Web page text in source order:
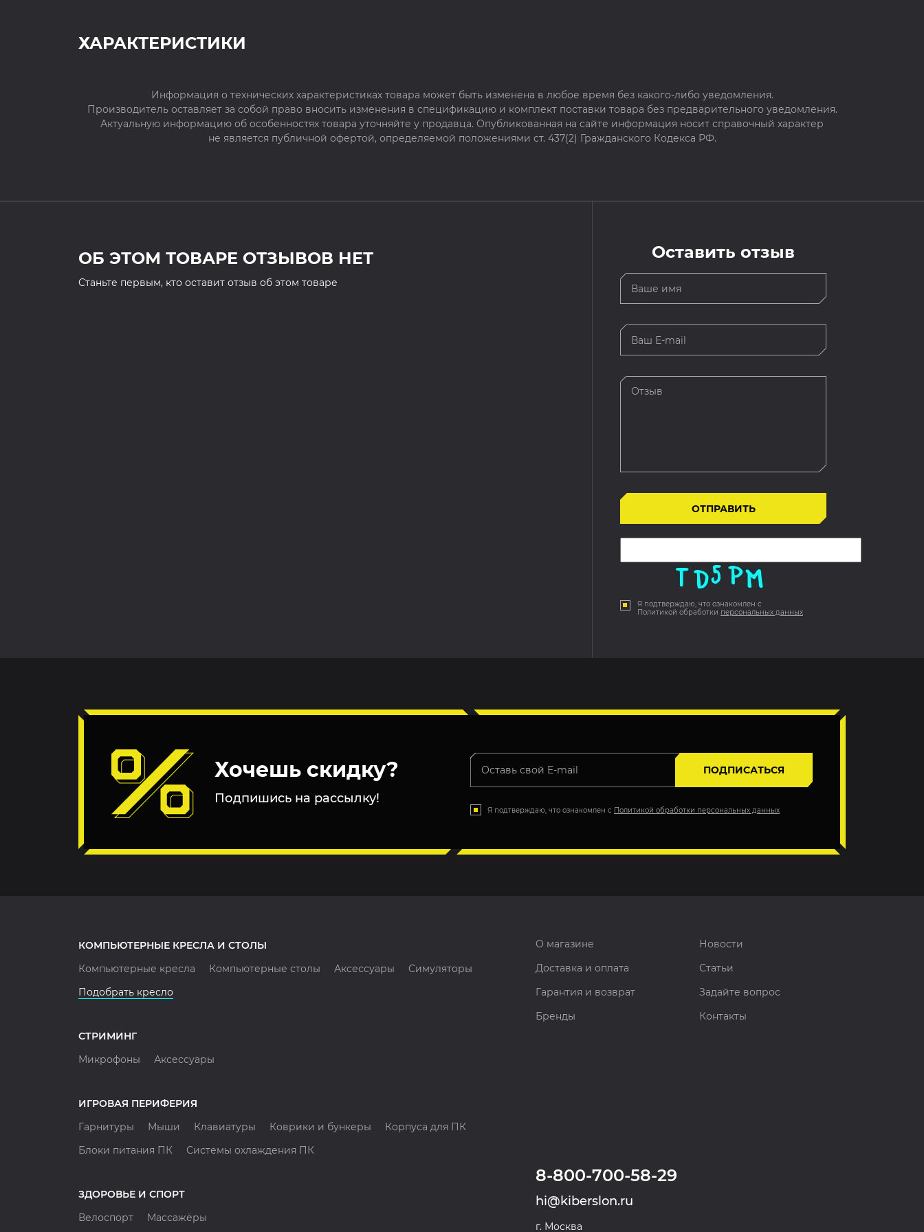
ХАРАКТЕРИСТИКИ
Информация о технических характеристиках товара может быть изменена в любое время без какого-либо уведомления.
Производитель оставляет за собой право вносить изменения в спецификацию и комплект поставки товара без предварительного уведомления.
Актуальную информацию об особенностях товара уточняйте у продавца. Опубликованная на сайте информация носит справочный характер
не является публичной офертой, определяемой положениями ст. 437(2) Гражданского Кодекса РФ.
ОБ ЭТОМ ТОВАРЕ ОТЗЫВОВ НЕТ
Cтаньте первым, кто оставит отзыв об этом товаре
Оставить отзыв
Я подтверждаю, что ознакомлен с
Политикой обработки персональных данных
Хочешь скидку?
Подпишись на рассылку!
ПОДПИСАТЬСЯ
Я подтверждаю, что ознакомлен с Политикой обработки персональных данных
КОМПЬЮТЕРНЫЕ КРЕСЛА И СТОЛЫ
Компьютерные кресла
Компьютерные столы Аксессуары
Симуляторы
Подобрать кресло
СТРИМИНГ
Микрофоны
Аксессуары
ИГРОВАЯ ПЕРИФЕРИЯ
Гарнитуры
Мыши Клавиатуры Коврики и бункеры
Корпуса для ПК
Блоки питания ПК
Системы охлаждения ПК
ЗДОРОВЬЕ И СПОРТ
Велоспорт
Массажёры
О магазине
Новости
Доставка и оплата
Статьи
Гарантия и возврат
Задайте вопрос
Бренды
Контакты
8-800-700-58-29
hi@kiberslon.ru
г. Москва